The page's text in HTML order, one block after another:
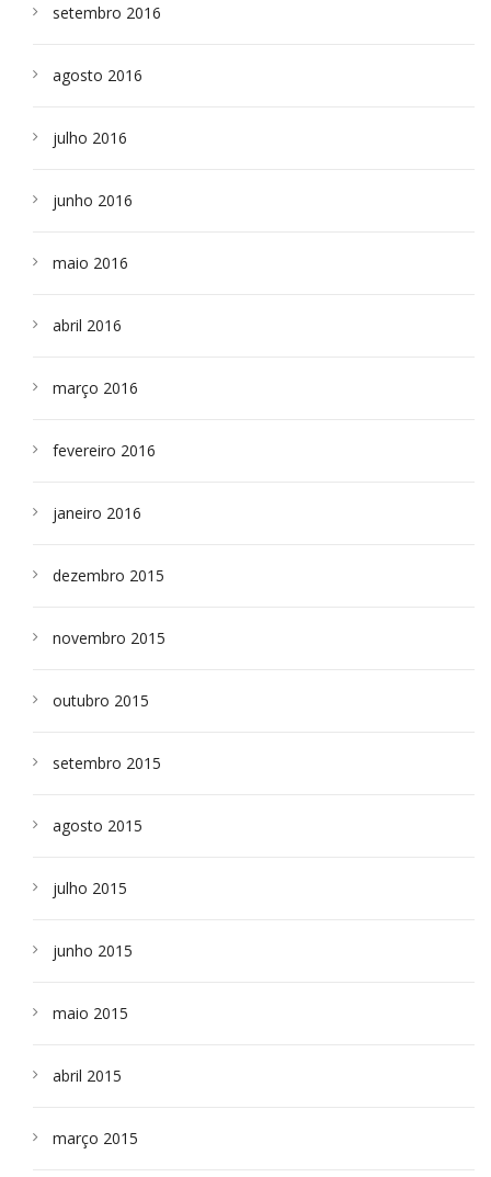
setembro 2016
agosto 2016
julho 2016
junho 2016
maio 2016
abril 2016
março 2016
fevereiro 2016
janeiro 2016
dezembro 2015
novembro 2015
outubro 2015
setembro 2015
agosto 2015
julho 2015
junho 2015
maio 2015
abril 2015
março 2015